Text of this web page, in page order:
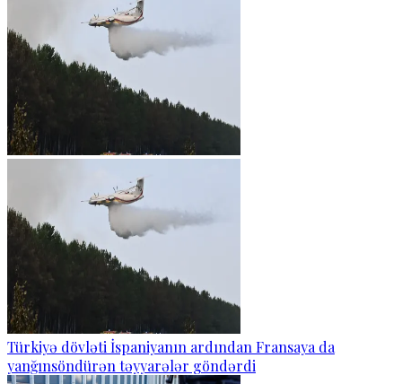
Türkiyə dövləti İspaniyanın ardından Fransaya da
yanğınsöndürən təyyarələr göndərdi